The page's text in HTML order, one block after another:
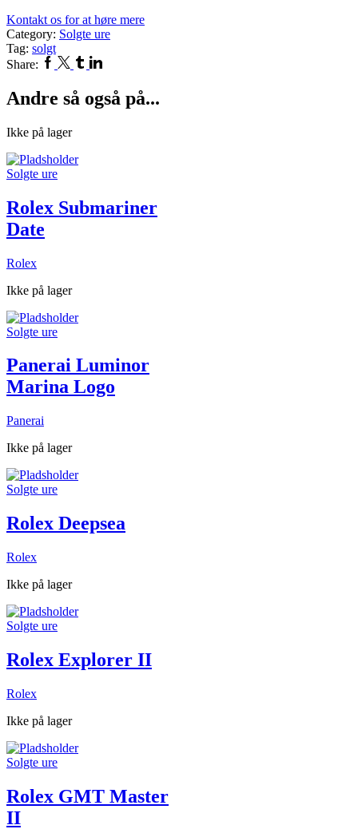
Kontakt os for at høre mere
Category: Solgte ure
Tag: solgt
Share: Facebook
Twitter
TumblrLinkedin
Andre så også på...
Ikke på lager
Solgte ure
Rolex Submariner
Date
Rolex
Ikke på lager
Solgte ure
Panerai Luminor
Marina Logo
Panerai
Ikke på lager
Solgte ure
Rolex Deepsea
Rolex
Ikke på lager
Solgte ure
Rolex Explorer II
Rolex
Ikke på lager
Solgte ure
Rolex GMT Master
II